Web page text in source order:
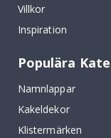
Villkor
Inspiration
Populära
Namnlappar
Kakeldekor
Klistermärken